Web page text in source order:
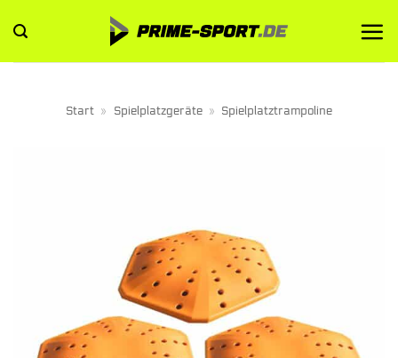
Inhalt
springen
Start » Spielplatzgeräte » Spielplatztrampoline